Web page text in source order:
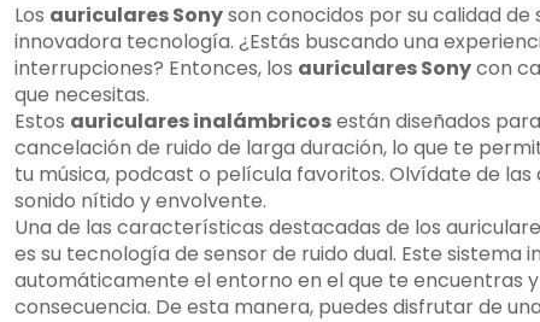
Los auriculares Sonyson conocidos por su calidad de
innovadora tecnología. ¿Estás buscando una
interrupciones? Entonces, los auriculares Sonycon
que necesitas.
Estos auriculares inalámbricosestán diseñados
cancelación de ruido de larga duración, lo que te
tu música, podcast o película favoritos. Olvídate de
sonido nítido y envolvente.
Una de las características destacadas de los
es su tecnología de sensor de ruido dual. Este sistema
automáticamente el entorno en el que te encuentras
consecuencia. De esta manera, puedes disfrutar de